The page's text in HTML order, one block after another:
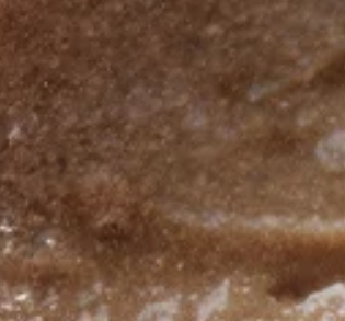
North America
English
Distributors and authorized clients
Web Order
Italian
English